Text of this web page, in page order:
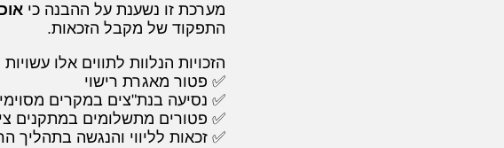
מערכת זו נשענת על ההבנה כי
התפקוד של מקבל הזכאות.
הזכויות הנלוות לתווים אלו
✅ פטור מאגרת רישוי
✅ נסיעה בנת"צים במקרים
✅ פטורים מתשלומים במתקנים
✅ זכאות לליווי והנגשה בתהליך